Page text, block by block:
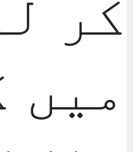
میں